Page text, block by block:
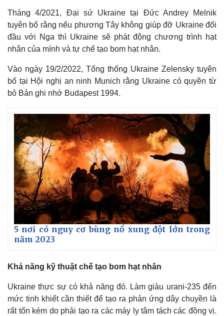
Tháng 4/2021, Đại sứ Ukraine tại Đức Andrey Melnik
tuyên bố rằng nếu phương Tây không giúp đỡ Ukraine đối
đầu với Nga thì Ukraine sẽ phát động chương trình hạt
nhân của mình và tự chế tạo bom hạt nhân.
Vào ngày 19/2/2022, Tổng thống Ukraine Zelensky tuyên
bố tại Hội nghị an ninh Munich rằng Ukraine có quyền từ
bỏ Bản ghi nhớ Budapest 1994.
5 nơi có nguy cơ bùng nổ xung đột lớn trong
năm 2023
Khả năng kỹ thuật chế tạo bom hạt nhân
Ukraine thực sự có khả năng đó. Làm giàu urani-235 đến
mức tinh khiết cần thiết để tạo ra phản ứng dây chuyền là
rất tốn kém do phải tạo ra các máy ly tâm tách các đồng vị.